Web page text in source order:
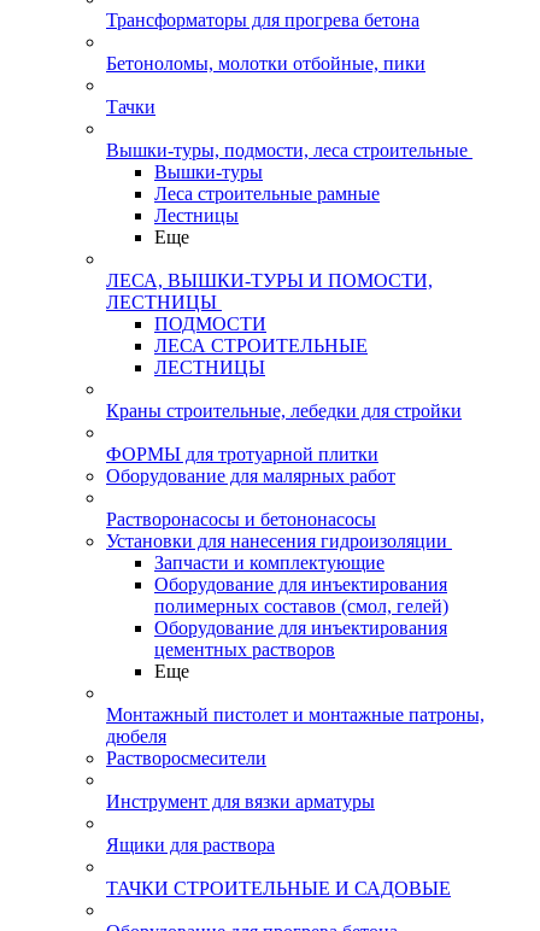
Трансформаторы для прогрева бетона
Бетоноломы, молотки отбойные, пики
Тачки
Вышки-туры, подмости, леса строительные
Вышки-туры
Леса строительные рамные
Лестницы
Еще
ЛЕСА, ВЫШКИ-ТУРЫ И ПОМОСТИ,
ЛЕСТНИЦЫ
ПОДМОСТИ
ЛЕСА СТРОИТЕЛЬНЫЕ
ЛЕСТНИЦЫ
Краны строительные, лебедки для стройки
ФОРМЫ для тротуарной плитки
Оборудование для малярных работ
Растворонасосы и бетононасосы
Установки для нанесения гидроизоляции
Запчасти и комплектующие
Оборудование для инъектирования
полимерных составов (смол, гелей)
Оборудование для инъектирования
цементных растворов
Еще
Монтажный пистолет и монтажные патроны,
дюбеля
Растворосмесители
Инструмент для вязки арматуры
Ящики для раствора
ТАЧКИ СТРОИТЕЛЬНЫЕ И САДОВЫЕ